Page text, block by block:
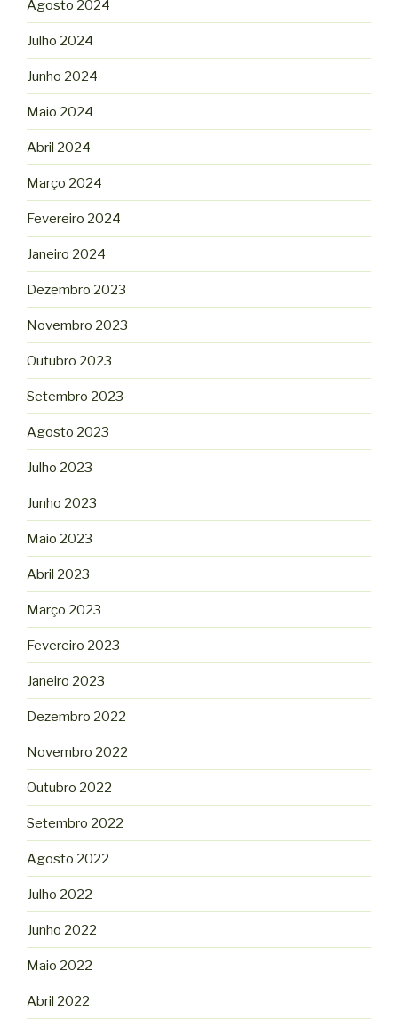
Agosto 2024
Julho 2024
Junho 2024
Maio 2024
Abril 2024
Março 2024
Fevereiro 2024
Janeiro 2024
Dezembro 2023
Novembro 2023
Outubro 2023
Setembro 2023
Agosto 2023
Julho 2023
Junho 2023
Maio 2023
Abril 2023
Março 2023
Fevereiro 2023
Janeiro 2023
Dezembro 2022
Novembro 2022
Outubro 2022
Setembro 2022
Agosto 2022
Julho 2022
Junho 2022
Maio 2022
Abril 2022